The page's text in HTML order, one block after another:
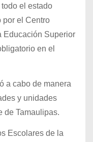
el estado
por el Centro
Educación Superior
en el
a cabo de manera
y unidades
de Tamaulipas.
Escolares de la